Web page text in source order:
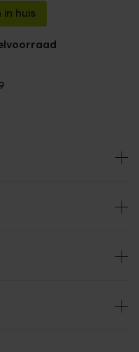
huis